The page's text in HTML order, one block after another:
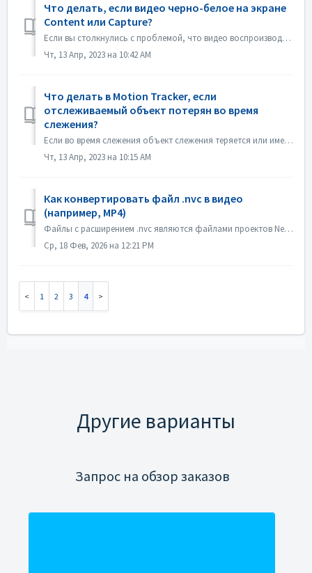
Что делать, если видео черно-белое на экране
Content или Capture?
Если вы столкнулись с проблемой, что видео воспроизводится черно-белым, но экспорт/запись происходит в цвете, обновите систему windows или драйвер видеокарт...
Чт, 13 Апр, 2023 на 10:42 AM
Что делать в Motion Tracker, если
отслеживаемый объект потерян во время
слежения?
Если во время слежения объект слежения теряется или имеет смещение, вы можете немедленно "остановить слежение", нажать "Увеличить" в лев...
Чт, 13 Апр, 2023 на 10:15 AM
Как конвертировать файл .nvc в видео
(например, MP4)
Файлы с расширением .nvc являются файлами проектов Nero Video, а НЕ готовыми видео. Они содержат инструкции по редактированию и ссылки на исходные медиафайл...
Ср, 18 Фев, 2026 на 12:21 PM
1 2 3 4
Другие варианты
Запрос на обзор заказов